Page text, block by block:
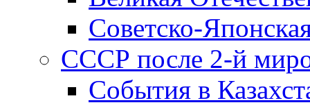
Советско-
СССР после 2-й
События в